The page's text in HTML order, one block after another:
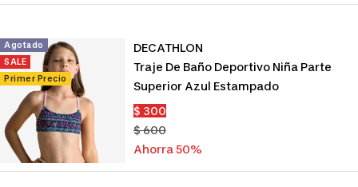
Agotado
SALE
Primer Precio
DECATHLON
Traje De Baño Deportivo Niña Parte
Superior Azul Estampado
Precio
de
venta
$ 300
Precio
normal
$ 600
Ahorra 50%